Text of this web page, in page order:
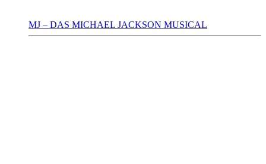
MJ – DAS MICHAEL JACKSON MUSICAL